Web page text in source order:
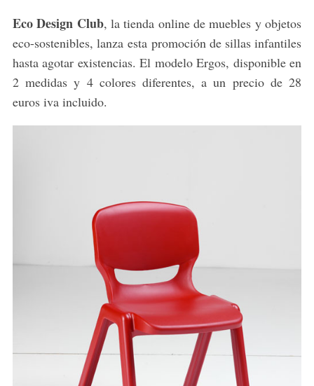
Eco Design Club, la tienda online de muebles y objetos
eco-sostenibles, lanza esta promoción de sillas infantiles
hasta agotar existencias. El modelo Ergos, disponible en
2 medidas y 4 colores diferentes, a un precio de 28
euros iva incluido.